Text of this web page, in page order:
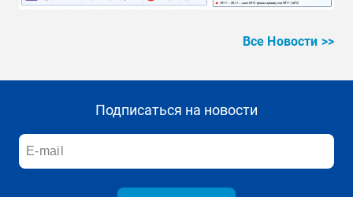
Все Новости >>
Подписаться на новости